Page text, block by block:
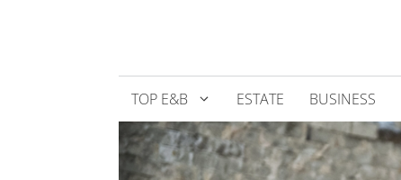
TOP E&B ESTATE BUSINESS